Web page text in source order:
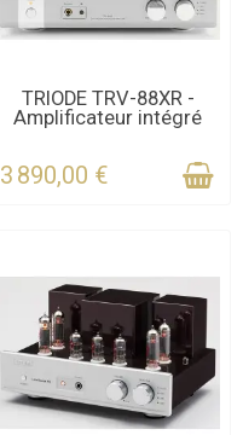
DERNIERS ARTICLES EN
STOCK
TRIODE TRV-88XR -
Amplificateur intégré
3 890,00 €